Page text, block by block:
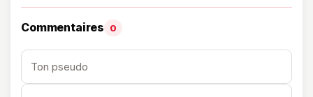
Commentaires 0